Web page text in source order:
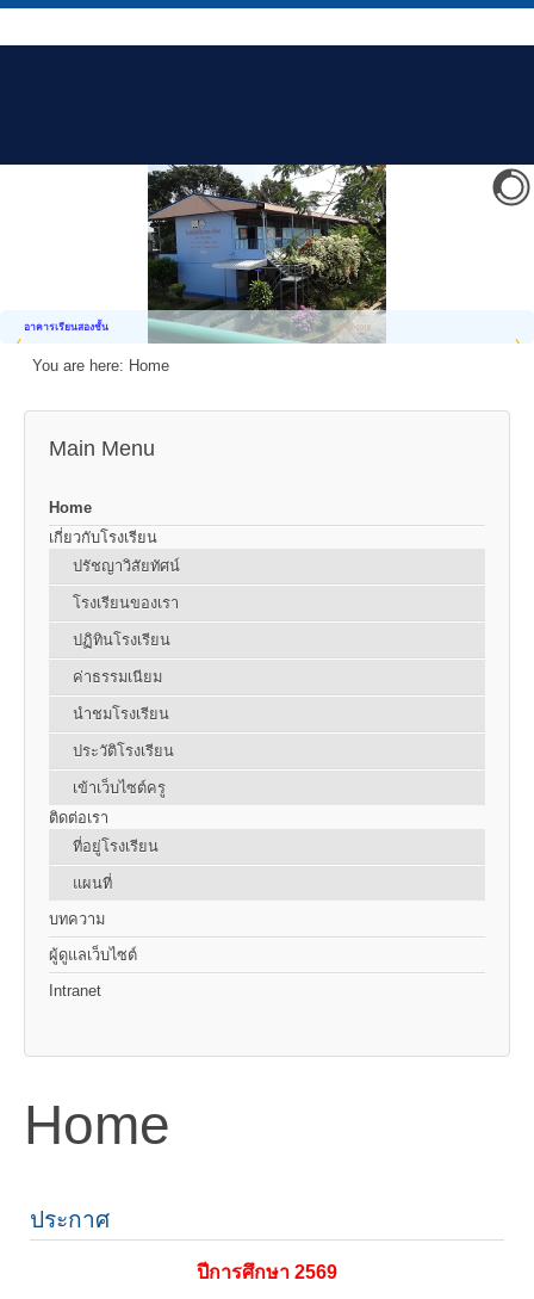
อาคารเรียนสองชั้น
You are here: Home
Main Menu
Home
เกี่ยวกับโรงเรียน
ปรัชญาวิสัยทัศน์
โรงเรียนของเรา
ปฏิทินโรงเรียน
ค่าธรรมเนียม
นำชมโรงเรียน
ประวัติโรงเรียน
เข้าเว็บไซต์ครู
ติดต่อเรา
ที่อยู่โรงเรียน
แผนที่
บทความ
ผู้ดูแลเว็บไซต์
Intranet
Home
ประกาศ
ปีการศึกษา 2569